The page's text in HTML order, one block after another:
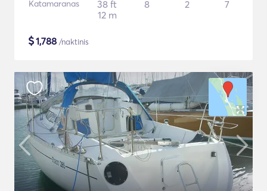
Katamaranas
38 ft
12 m
8 2 7
$1,788 /naktinis